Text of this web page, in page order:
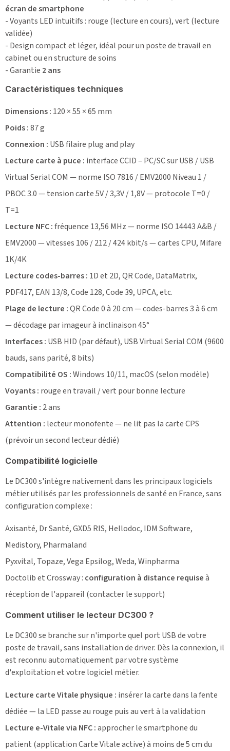
écran de smartphone
- Voyants LED intuitifs : rouge (lecture en cours), vert (lecture
validée)
- Design compact et léger, idéal pour un poste de travail en
cabinet ou en structure de soins
- Garantie 2 ans
Caractéristiques techniques
Dimensions : 120 × 55 × 65 mm
Poids :87 g
Connexion : USB filaire plug and play
Lecture carte à puce : interface CCID – PC/SC sur USB / USB
Virtual Serial COM — norme ISO 7816 / EMV2000 Niveau 1 /
PBOC 3.0 — tension carte 5V / 3,3V / 1,8V — protocole T=0 /
T=1
Lecture NFC :fréquence 13,56 MHz — norme ISO 14443 A&B /
EMV2000 — vitesses 106 / 212 / 424 kbit/s — cartes CPU, Mifare
1K/4K
Lecture codes-barres : 1D et 2D, QR Code, DataMatrix,
PDF417, EAN 13/8, Code 128, Code 39, UPCA, etc.
Plage de lecture :QR Code 0 à 20 cm — codes-barres 3 à 6 cm
— décodage par imageur à inclinaison 45°
Interfaces : USB HID (par défaut), USB Virtual Serial COM (9600
bauds, sans parité, 8 bits)
Compatibilité OS :Windows 10/11, macOS (selon modèle)
Voyants : rouge en travail / vert pour bonne lecture
Garantie : 2 ans
Attention : lecteur monofente — ne lit pas la carte CPS
(prévoir un second lecteur dédié)
Compatibilité logicielle
Le DC300 s'intègre nativement dans les principaux logiciels
métier utilisés par les professionnels de santé en France, sans
configuration complexe :
Axisanté, Dr Santé, GXD5 RIS, Hellodoc, IDM Software,
Medistory, Pharmaland
Pyxvital, Topaze, Vega Epsilog, Weda, Winpharma
Doctolib et Crossway : configuration à distance requiseà
réception de l'appareil (contacter le support)
Comment utiliser le lecteur DC300 ?
Le DC300 se branche sur n'importe quel port USB de votre
poste de travail, sans installation de driver. Dès la connexion, il
est reconnu automatiquement par votre système
d'exploitation et votre logiciel métier.
Lecture carte Vitale physique : insérer la carte dans la fente
dédiée — la LED passe au rouge puis au vert à la validation
Lecture e-Vitale via NFC :approcher le smartphone du
patient (application Carte Vitale active) à moins de 5 cm du